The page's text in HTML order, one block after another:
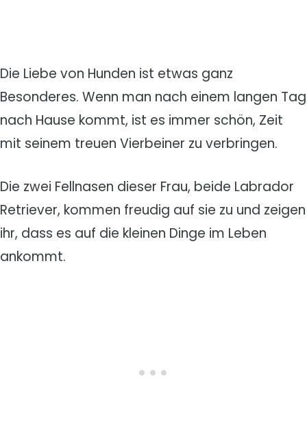
Die Liebe von Hunden ist etwas ganz
Besonderes. Wenn man nach einem langen Tag
nach Hause kommt, ist es immer schön, Zeit
mit seinem treuen Vierbeiner zu verbringen.
Die zwei Fellnasen dieser Frau, beide Labrador
Retriever, kommen freudig auf sie zu und zeigen
ihr, dass es auf die kleinen Dinge im Leben
ankommt.